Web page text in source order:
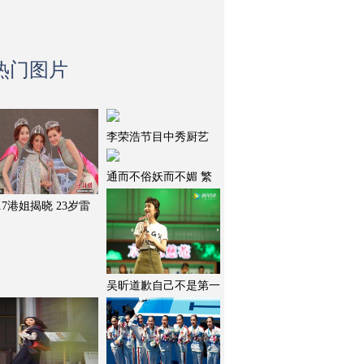
门图片
港姐揭晓 23岁雷
李荣浩节目中秀厨艺
通而不俗妖而不媚 繁
吴昕道歉自己不是第一